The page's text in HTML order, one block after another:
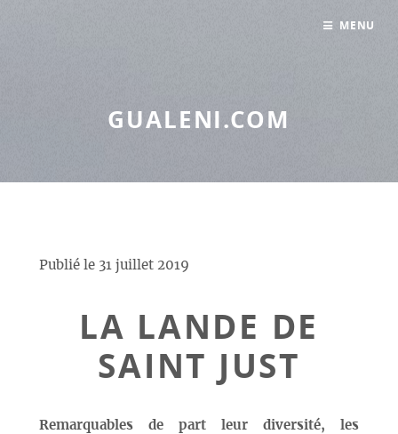
GUALENI.COM
Publié le 31 juillet 2019
LA LANDE DE
SAINT JUST
Remarquables de part leur diversité, les
MENU